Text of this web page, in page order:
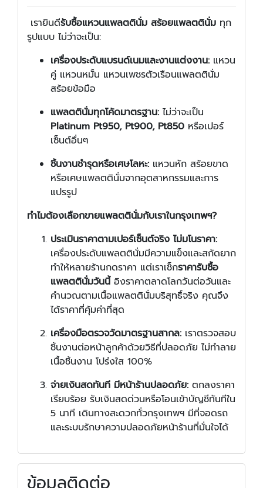
เรายินดีรับซื้อแหวนแพลตตินั่ม สร้อยแพลตตินั่ม ทุก
รูปแบบ ไม่ว่าจะเป็น:
เครื่องประดับแบรนด์เนมและงานแต่งงาน: แหวน
คู่ แหวนหมั้น แหวนเพชรตัวเรือนแพลตตินั่ม
สร้อยข้อมือ
แพลตตินั่มทุกโค้ดมาตรฐาน: ไม่ว่าจะเป็น
Platinum Pt950, Pt900, Pt850 หรือเปอร์
เซ็นต์อื่นๆ
ชิ้นงานชำรุดหรือเศษโลหะ: แหวนหัก สร้อยขาด
หรือเศษแพลตตินั่มจากอุตสาหกรรมและการ
แปรรูป
ทำไมต้องเลือกขายแพลตตินั่มกับเราในกรุงเทพฯ?
ประเมินราคาตามเปอร์เซ็นต์จริง ไม่มโนราคา:
เครื่องประดับแพลตตินั่มมีความแข็งและสกัดยาก
ทำให้หลายร้านกดราคา แต่เราเช็กราคารับซื้อ
แพลตตินั่มวันนี้อิงราคาตลาดโลกวันต่อวันและ
คำนวณตามเนื้อแพลตตินั่มบริสุทธิ์จริง คุณจึง
ได้ราคาที่คุ้มค่าที่สุด
เครื่องมือตรวจวัดมาตรฐานสากล: เราตรวจสอบ
ชิ้นงานต่อหน้าลูกค้าด้วยวิธีที่ปลอดภัย ไม่ทำลาย
เนื้อชิ้นงาน โปร่งใส 100%
จ่ายเงินสดทันที มีหน้าร้านปลอดภัย: ตกลงราคา
เรียบร้อย รับเงินสดด่วนหรือโอนเข้าบัญชีทันทีใน
5 นาที เดินทางสะดวกทั่วกรุงเทพฯ มีที่จอดรถ
และระบบรักษาความปลอดภัยหน้าร้านที่มั่นใจได้
ข้อมูลติดต่อ